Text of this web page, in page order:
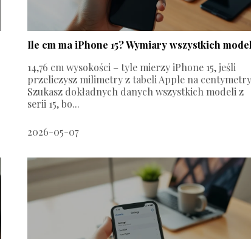
Ile cm ma iPhone 15? Wymiary wszystkich
14,76 cm wysokości – tyle mierzy iPhone 15, jeśli
przeliczysz milimetry z tabeli Apple na
Szukasz dokładnych danych wszystkich modeli z
serii 15, bo...
2026-05-07